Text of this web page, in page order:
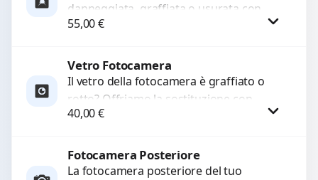
danneggiata, graffiata o usurata con
ricambi di alta qualità e garantiti.
55,00€
Procedi
Vetro Fotocamera
Il vetro della fotocamera è graffiato o
rotto? Offriamo la sostituzione con
ricambi di alta qualità garantiti per 3
40,00€
Procedi
Fotocamera Posteriore
La fotocamera posteriore del tuo